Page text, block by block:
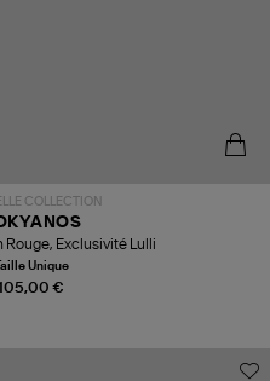
COLLECTION
€
Rouge, Exclusivité Lulli
Taille Unique